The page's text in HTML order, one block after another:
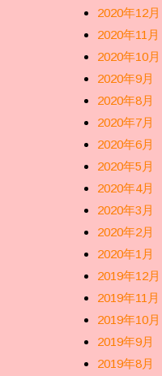
2020年12月
2020年11月
2020年10月
2020年9月
2020年8月
2020年7月
2020年6月
2020年5月
2020年4月
2020年3月
2020年2月
2020年1月
2019年12月
2019年11月
2019年10月
2019年9月
2019年8月